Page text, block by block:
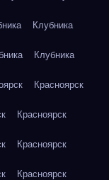
Клубника
Клубника
Красноярск
Красноярск
Красноярск
Красноярск